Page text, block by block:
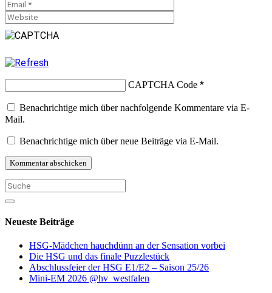
CAPTCHA Code *
Benachrichtige mich über nachfolgende Kommentare via E-
Mail.
Benachrichtige mich über neue Beiträge via E-Mail.
Neueste Beiträge
HSG-Mädchen hauchdünn an der Sensation vorbei
Die HSG und das finale Puzzlestück
Abschlussfeier der HSG E1/E2 – Saison 25/26
Mini-EM 2026 @hv_westfalen